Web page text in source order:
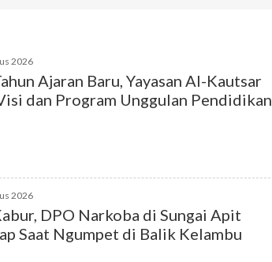
2026
Ajaran Baru, Yayasan Al-Kautsar
dan Program Unggulan Pendidikan
2026
DPO Narkoba di Sungai Apit
Saat Ngumpet di Balik Kelambu